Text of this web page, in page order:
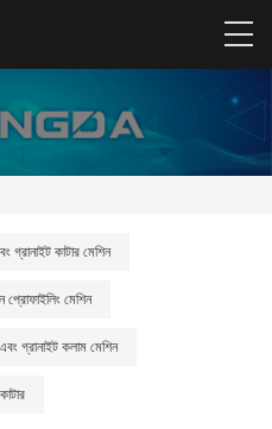
গ্রানাইট কাটার মেশিন
প্রোফাইলিং মেশিন
এবং গ্রানাইট কলাম মেশিন